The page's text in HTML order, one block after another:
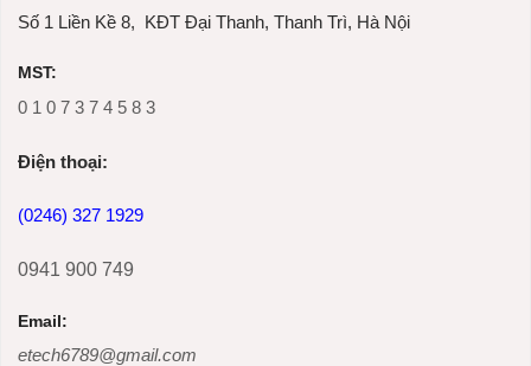
Số 1 Liền Kề 8, KĐT Đại Thanh, Thanh Trì, Hà Nội
MST:
0 1 0 7 3 7 4 5 8 3
Ðiện thoại:
(0246) 327 1929
0941 900 749
Email:
etech6789@gmail.com